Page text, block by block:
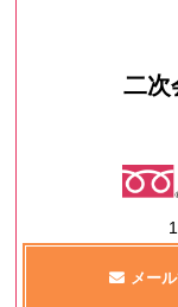
二次
メー